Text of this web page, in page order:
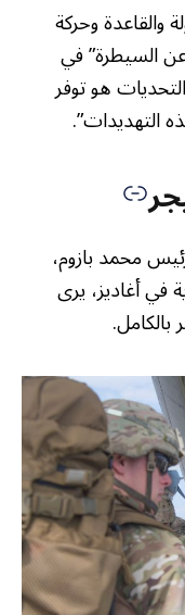
والقاعدة وحركة
السيطرة” في
هو توفر
التهديدات”.
محمد بازوم،
في أغاديز، يرى
بالكامل.